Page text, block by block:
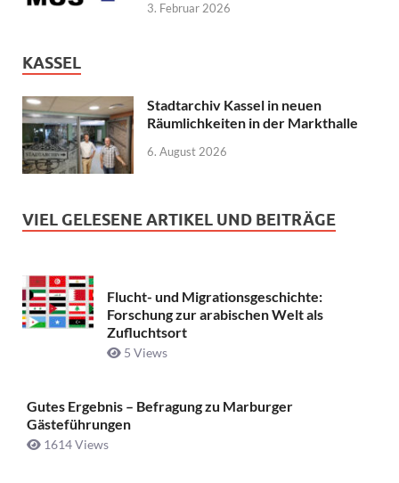
3. Februar 2026
KASSEL
Stadtarchiv Kassel in neuen
Räumlichkeiten in der Markthalle
6. August 2026
VIEL GELESENE ARTIKEL UND BEITRÄGE
Flucht- und Migrationsgeschichte:
Forschung zur arabischen Welt als
Zufluchtsort
5 Views
Gutes Ergebnis – Befragung zu Marburger
Gästeführungen
1614 Views